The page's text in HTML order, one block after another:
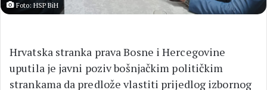
Foto: HSP BiH
Hrvatska stranka prava Bosne i Hercegovine
uputila je javni poziv bošnjačkim političkim
strankama da predlože vlastiti prijedlog izbornog